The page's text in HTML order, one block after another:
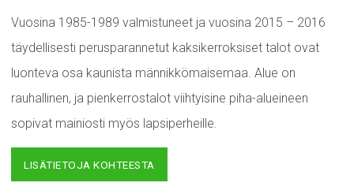
Vuosina 1985-1989 valmistuneet ja vuosina 2015 – 2016
täydellisesti perusparannetut kaksikerroksiset talot ovat
luonteva osa kaunista männikkömaisemaa. Alue on
rauhallinen, ja pienkerrostalot viihtyisine piha-alueineen
sopivat mainiosti myös lapsiperheille.
LISÄTIETOJA KOHTEESTA